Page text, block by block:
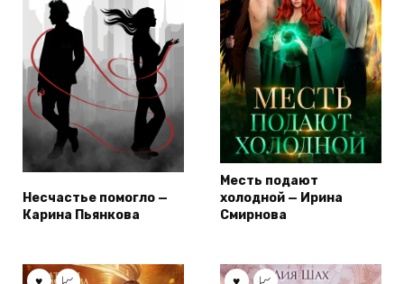
Несчастье помогло —
Карина Пьянкова
Месть подают
холодной — Ирина
Смирнова